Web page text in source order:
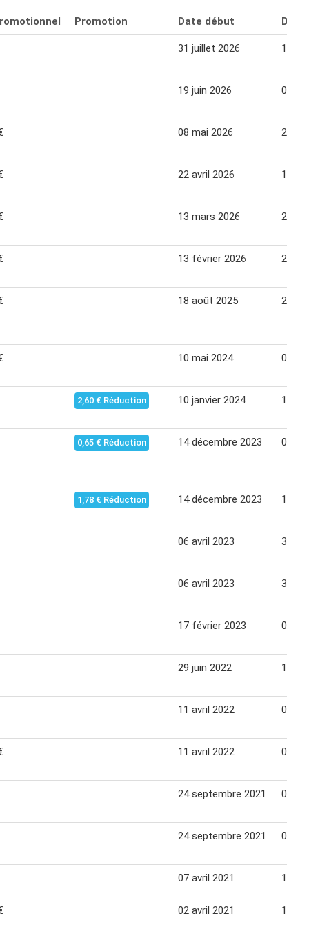
Promotion Date début Date
31 juillet 2026 13
19 juin 2026 02
08 mai 2026 21
22 avril 2026 10
13 mars 2026 26
13 février 2026 26
18 août 2025 28
10 mai 2024 09
2,60 € Réduction 10 janvier 2024 13
0,65 € Réduction 14 décembre 2023 01
1,78 € Réduction 14 décembre 2023 16
06 avril 2023 30
06 avril 2023 30
17 février 2023 02
29 juin 2022 14
11 avril 2022 07
11 avril 2022 07
24 septembre 2021 03
24 septembre 2021 03
07 avril 2021 17
02 avril 2021 15